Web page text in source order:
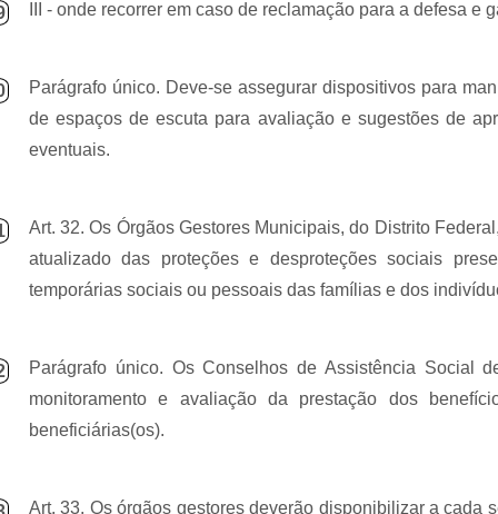
III - onde recorrer em caso de reclamação para a defesa e
Parágrafo único. Deve-se assegurar dispositivos para
de espaços de escuta para avaliação e sugestões de
eventuais.
Art. 32. Os Órgãos Gestores Municipais, do Distrito
atualizado das proteções e desproteções sociais
temporárias sociais ou pessoais das famílias e dos
Parágrafo único. Os Conselhos de Assistência Social
monitoramento e avaliação da prestação dos
beneficiárias(os).
Art. 33. Os órgãos gestores deverão disponibilizar a cada